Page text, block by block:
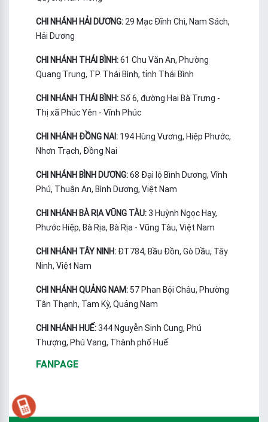
CHI NHÁNH HẢI DƯƠNG: 29 Mạc Đĩnh Chi, Nam Sách,
Hải Dương
CHI NHÁNH THÁI BÌNH:61 Chu Văn An, Phường
Quang Trung, TP. Thái Bình, tỉnh Thái Bình
CHI NHÁNH THÁI BÌNH:Số 6, đường Hai Bà Trưng -
Thị xã Phúc Yên - Vĩnh Phúc
CHI NHÁNH ĐỒNG NAI: 194 Hùng Vương, Hiệp Phước,
Nhơn Trạch, Đồng Nai
CHI NHÁNH BÌNH DƯƠNG:68 Đại lộ Bình Dương, Vĩnh
Phú, Thuận An, Bình Dương, Việt Nam
CHI NHÁNH BÀ RỊA VŨNG TÀU:3 Huỳnh Ngọc Hay,
Phước Hiệp, Bà Rịa, Bà Rịa - Vũng Tàu, Việt Nam
CHI NHÁNH TÂY NINH: ĐT784, Bầu Đồn, Gò Dầu, Tây
Ninh, Việt Nam
CHI NHÁNH QUẢNG NAM: 57 Phan Bội Châu, Phường
Tân Thạnh, Tam Kỳ, Quảng Nam
CHI NHÁNH HUẾ:344 Nguyễn Sinh Cung, Phú
Thượng, Phú Vang, Thành phố Huế
FANPAGE